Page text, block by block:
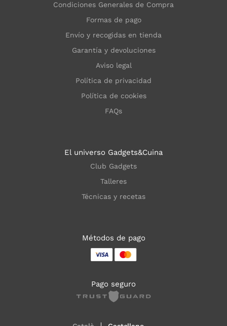
Condiciones Generales de Compra
Formas de pago
Envío y recogidas en tienda
Garantía y devoluciones
Aviso legal
Política de privacidad
Política de cookies
FAQs
El universo Gadgets&Cuina
Club Gadgets
Talleres
Técnicas y recetas
Métodos de pago
Pago seguro